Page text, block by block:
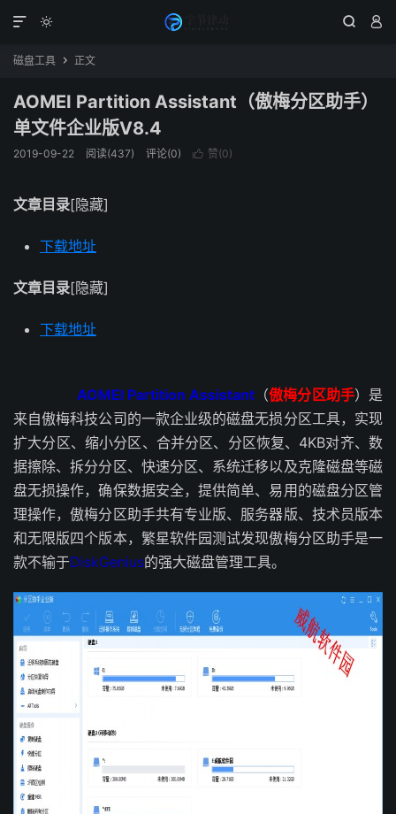
  

磁盘工具  正文
AOMEI Partition Assistant（傲梅分区助手）
单文件企业版V8.4
2019-09-22 阅读(437) 评论(0)  赞(0)
文章目录[隐藏]
下载地址
文章目录[隐藏]
下载地址
AOMEI Partition Assistant（傲梅分区助手）是
来自傲梅科技公司的一款企业级的磁盘无损分区工具，实现
扩大分区、缩小分区、合并分区、分区恢复、4KB对齐、数
据擦除、拆分分区、快速分区、系统迁移以及克隆磁盘等磁
盘无损操作，确保数据安全，提供简单、易用的磁盘分区管
理操作，傲梅分区助手共有专业版、服务器版、技术员版本
和无限版四个版本，繁星软件园测试发现傲梅分区助手是一
款不输于DiskGenius的强大磁盘管理工具。